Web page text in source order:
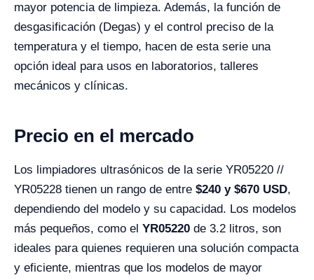
mayor potencia de limpieza. Además, la función de
desgasificación (Degas) y el control preciso de la
temperatura y el tiempo, hacen de esta serie una
opción ideal para usos en laboratorios, talleres
mecánicos y clínicas.
Precio en el mercado
Los limpiadores ultrasónicos de la serie YR05220 //
YR05228 tienen un rango de entre $240 y $670 USD,
dependiendo del modelo y su capacidad. Los modelos
más pequeños, como el YR05220 de 3.2 litros, son
ideales para quienes requieren una solución compacta
y eficiente, mientras que los modelos de mayor